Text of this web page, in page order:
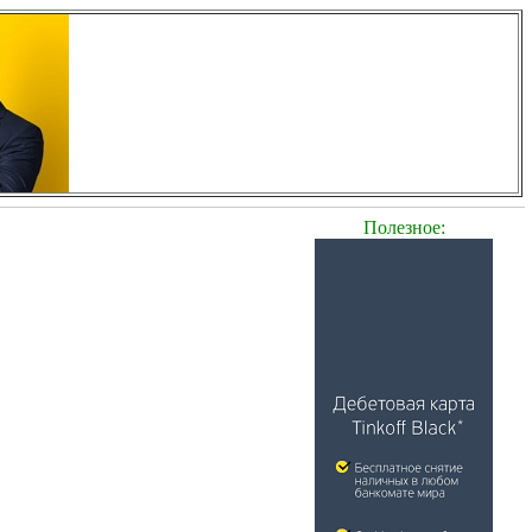
Полезное: